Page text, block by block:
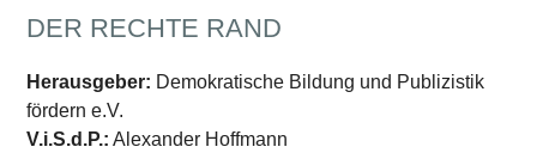
Abonnement
Datenschutz
SCHWERPUNKTE
DER RECHTE RAND
Herausgeber: Demokratische Bildung und Publizistik
fördern e.V.
V.i.S.d.P.: Alexander Hoffmann